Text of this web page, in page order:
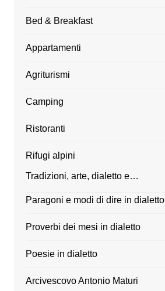
Bed & Breakfast
Appartamenti
Agriturismi
Camping
Ristoranti
Rifugi alpini
Tradizioni, arte, dialetto e…
Paragoni e modi di dire in dialetto
Proverbi dei mesi in dialetto
Poesie in dialetto
Arcivescovo Antonio Maturi